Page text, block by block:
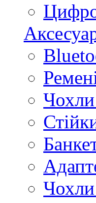
Чохли
Чохли